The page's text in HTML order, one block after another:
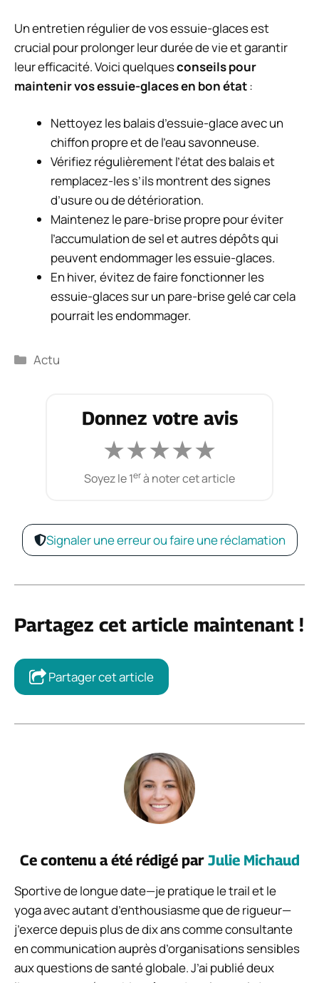
Un entretien régulier de vos essuie-glaces est
crucial pour prolonger leur durée de vie et garantir
leur efficacité. Voici quelquesconseils pour
maintenir vos essuie-glaces en bon état:
Nettoyez les balais d’essuie-glace avec un
chiffon propre et de l’eau savonneuse.
Vérifiez régulièrement l’état des balais et
remplacez-les s’ils montrent des signes
d’usure ou de détérioration.
Maintenez le pare-brise propre pour éviter
l’accumulation de sel et autres dépôts qui
peuvent endommager les essuie-glaces.
En hiver, évitez de faire fonctionner les
essuie-glaces sur un pare-brise gelé car cela
pourrait les endommager.
Catégories
Actu
Donnez votre avis
★★★★★
Soyez le 1erà noter cet article
Signaler une erreur ou faire une réclamation
Partagez cet article maintenant !
Partager cet article
Ce contenu a été rédigé par Julie Michaud
Sportive de longue date—je pratique le trail et le
yoga avec autant d’enthousiasme que de rigueur—
j’exerce depuis plus de dix ans comme consultante
en communication auprès d’organisations sensibles
aux questions de santé globale. J’ai publié deux